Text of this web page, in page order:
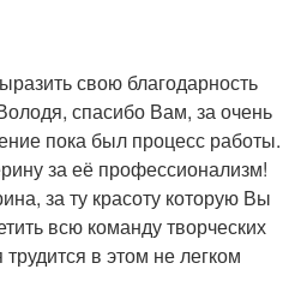
свою благодарность
спасибо Вам, за очень
пока был процесс работы.
за её профессионализм!
за ту красоту которую Вы
всю команду творческих
в этом не легком